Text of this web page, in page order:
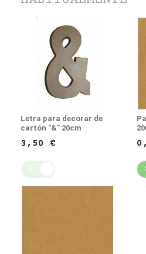
Letra para decorar de
cartón "&" 20cm
3,50 €
SÍ